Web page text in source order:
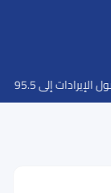
في الربع الثاني